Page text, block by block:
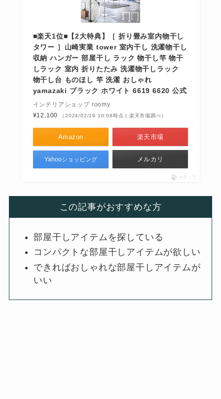
■楽天1位■【2大特典】［ 折り畳み室内物干し
タワー ］山崎実業 tower 室内干し 洗濯物干し
収納 ハンガー 部屋干し ラック 物干し竿 物干
しラック 室内 折りたたみ 洗濯物干しラック
物干し台 ものほし 竿 洗濯 おしゃれ
yamazaki ブラック ホワイト 6619 6620 公式
インテリアショップ roomy
¥12,100
（2024/02/19 10:08時点 | 楽天市場調べ）
Amazon 楽天市場
Yahooショッピング メルカリ
ポチップ
この記事がおすすめな方
部屋干しアイテムを探している
コンパクトな部屋干しアイテムが欲しい
できればおしゃれな部屋干しアイテムが
いい